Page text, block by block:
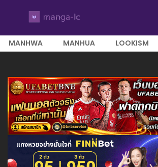
MANHWA MANHUA LOOKISM